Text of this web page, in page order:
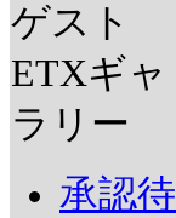
ゲスト
ETXギャ
ラリー
承認待